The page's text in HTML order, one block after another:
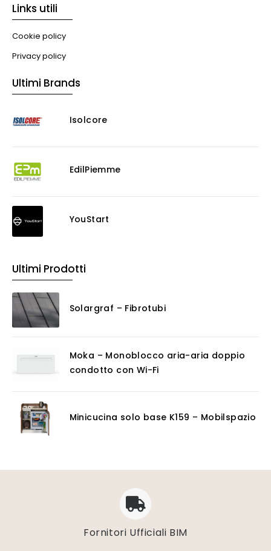
Links utili
Cookie policy
Privacy policy
Ultimi Brands
Isolcore
EdilPiemme
YouStart
Ultimi Prodotti
Solargraf – Fibrotubi
Moka – Monoblocco aria-aria doppio
condotto con Wi-Fi
Minicucina solo base K159 – Mobilspazio
Fornitori Ufficiali BIM